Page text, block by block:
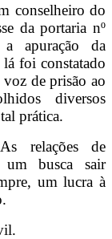
conselheiro do
da portaria nº
apuração da
foi constatado
de prisão ao
diversos
prática.
relações de
busca sair
um lucra à